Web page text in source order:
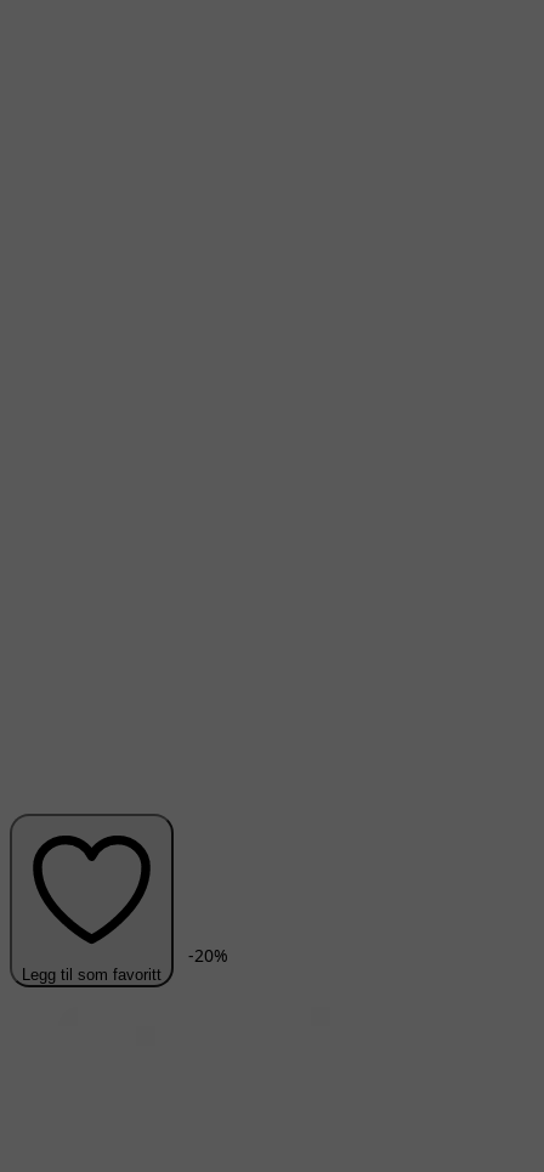
Legg til som favoritt
-20%